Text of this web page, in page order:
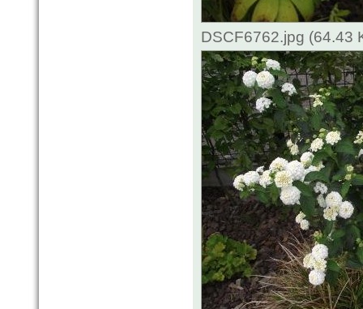
DSCF6762.jpg (64.43